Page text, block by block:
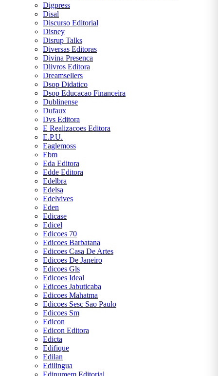
Digpress
Disal
Discurso Editorial
Disney
Disrup Talks
Diversas Editoras
Divina Presenca
Dlivros Editora
Dreamsellers
Dsop Didatico
Dsop Educacao Financeira
Dublinense
Dufaux
Dvs Editora
E Realizacoes Editora
E.P.U.
Eaglemoss
Ebm
Eda Editora
Edde Editora
Edelbra
Edelsa
Edelvives
Eden
Edicase
Edicel
Edicoes 70
Edicoes Barbatana
Edicoes Casa De Artes
Edicoes De Janeiro
Edicoes Gls
Edicoes Ideal
Edicoes Jabuticaba
Edicoes Mahatma
Edicoes Sesc Sao Paulo
Edicoes Sm
Edicon
Edicon Editora
Edicta
Edifique
Edilan
Edilingua
Edinumem Editorial